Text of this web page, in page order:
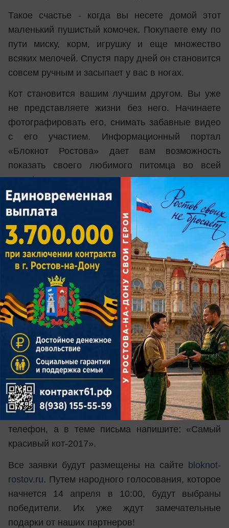
Такое счастье - когда вы несете домой этот
маленький пушистый комочек. Покупаете ему по
пути миску, корм, игрушку и еще множество
всяких мелочей. Спустя пару дней он становится
совсем ручным и засыпает у вас в ногах.
Кот становится вашим лучшим другом. Вы уже
не представляете жизни без него. Начинаете
фотографировать его, снимать забавные видео
с его участием. Информационный портал
«Блокнот Ростова» дает вам возможность
показать своего любимого питомца во всей
красе!
Мы объявляем о начале конкурса«Самый
красивый кот-2017»
. В конкурсе может принять
участие любой ростовчанин и житель области со
своим любимцем. Нужно лишь прислать
интересное фото или видео со своим котом,
кошкой или котенком. Напишите и о своем
питомце: как его зовут, как появился в вашей
семье и почему он такой замечательный.
Условия конкурса:
Присылайте в редакцию фотографию или видео
с котом, напишите о нем. Ваши письма
принимаются с 22 марта до 13 апреля (в
последний день - до 10:00) на почте: bloknot-
rostov@bk.ruили в WhatsApp +7-928-270-00-35.
Не забудьте указать Ф.И.О. и контактный
телефон, а в теме письма напишите: «Самый
красивый кот-2017».
Все заявки будут размещены на сайте bloknot-
rostov.ru. Путем народного голосования, которое
начнется 14 апреля в 10:00, будут выбраны
победители. Их уже ждут замечательные
подарки от наших партнеров!